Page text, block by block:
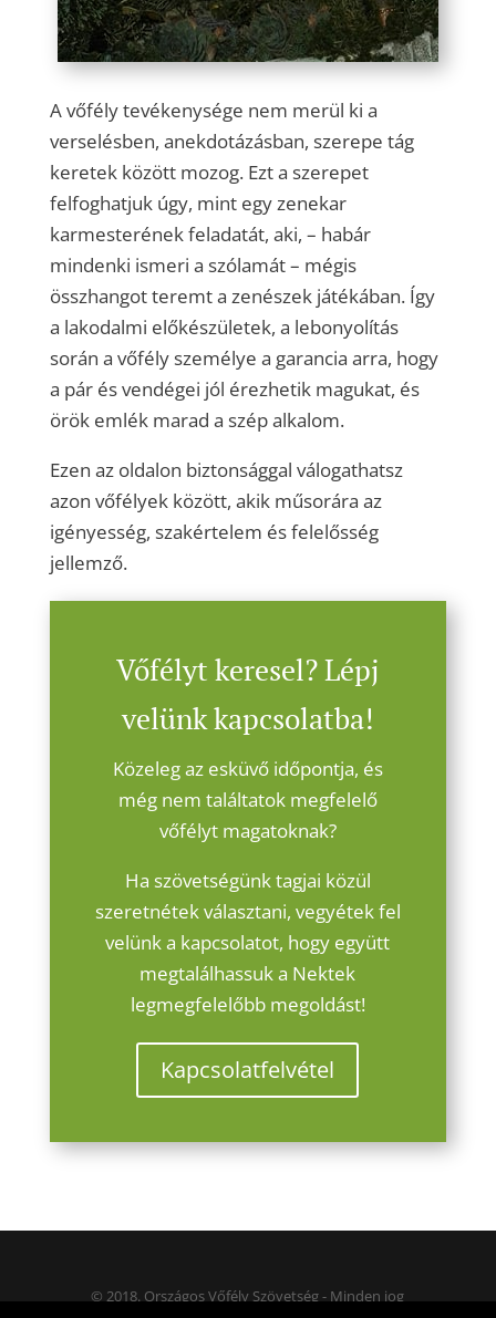
A vőfély tevékenysége nem merül ki a
verselésben, anekdotázásban, szerepe tág
keretek között mozog. Ezt a szerepet
felfoghatjuk úgy, mint egy zenekar
karmesterének feladatát, aki, – habár
mindenki ismeri a szólamát – mégis
összhangot teremt a zenészek játékában. Így
a lakodalmi előkészületek, a lebonyolítás
során a vőfély személye a garancia arra, hogy
a pár és vendégei jól érezhetik magukat, és
örök emlék marad a szép alkalom.
Ezen az oldalon biztonsággal válogathatsz
azon vőfélyek között, akik műsorára az
igényesség, szakértelem és felelősség
jellemző.
Vőfélyt keresel? Lépj
velünk kapcsolatba!
Közeleg az esküvő időpontja, és
még nem találtatok megfelelő
vőfélyt magatoknak?
Ha szövetségünk tagjai közül
szeretnétek választani, vegyétek fel
velünk a kapcsolatot, hogy együtt
megtalálhassuk a Nektek
legmegfelelőbb megoldást!
Kapcsolatfelvétel
© 2018. Országos Vőfély Szövetség - Minden jog